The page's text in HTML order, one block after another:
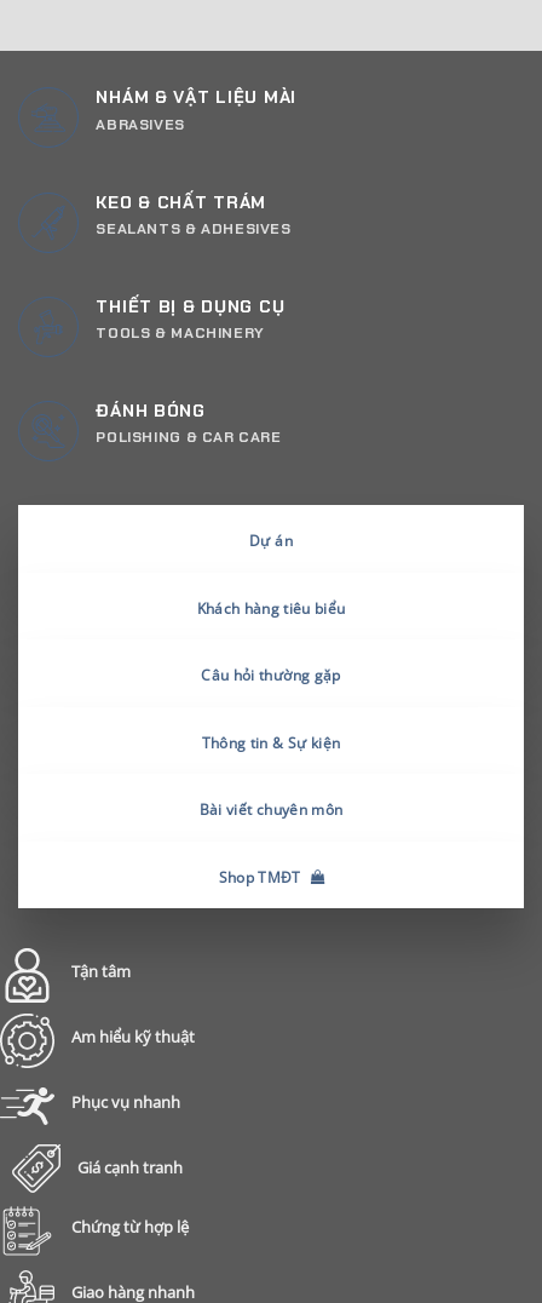
NHÁM & VẬT LIỆU MÀI
ABRASIVES
KEO & CHẤT TRÁM
SEALANTS & ADHESIVES
THIẾT BỊ & DỤNG CỤ
TOOLS & MACHINERY
ĐÁNH BÓNG
POLISHING & CAR CARE
Dự án
Khách hàng tiêu biểu
Câu hỏi thường gặp
Thông tin & Sự kiện
Bài viết chuyên môn
Shop TMĐT
Tận tâm
Am hiểu kỹ thuật
Phục vụ nhanh
Giá cạnh tranh
Chứng từ hợp lệ
Giao hàng nhanh